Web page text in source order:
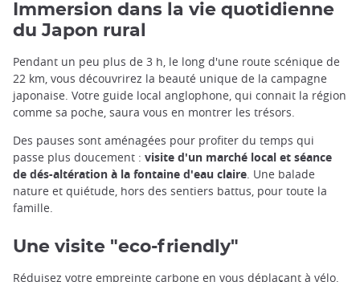
Immersion dans la vie quotidienne
du Japon rural
Pendant un peu plus de 3 h, le long d'une route scénique de
22 km, vous découvrirez la beauté unique de la campagne
japonaise. Votre guide local anglophone, qui connait la région
comme sa poche, saura vous en montrer les trésors.
Des pauses sont aménagées pour profiter du temps qui
passe plus doucement : visite d'un marché local et séance
de dés-altération à la fontaine d'eau claire. Une balade
nature et quiétude, hors des sentiers battus, pour toute la
famille.
Une visite "eco-friendly"
Réduisez votre empreinte carbone en vous déplaçant à vélo.